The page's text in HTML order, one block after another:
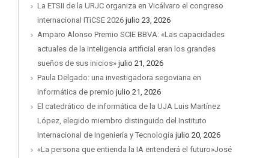
La ETSII de la URJC organiza en Vicálvaro el congreso
internacional ITiCSE 2026 julio 23, 2026
Amparo Alonso Premio SCIE BBVA: «Las capacidades
actuales de la inteligencia artificial eran los grandes
sueños de sus inicios» julio 21, 2026
Paula Delgado: una investigadora segoviana en
informática de premio julio 21, 2026
El catedrático de informática de la UJA Luis Martínez
López, elegido miembro distinguido del Instituto
Internacional de Ingeniería y Tecnología julio 20, 2026
«La persona que entienda la IA entenderá el futuro»José